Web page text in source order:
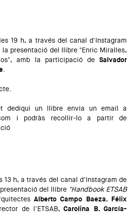
19 h, a través del canal d'Instagram
presentació del llibre "Enric Miralles,
amb la participació de Salvador
.
dediqui un llibre envia un email a
i podràs recollir-lo a partir de
13 h, a través del canal d'Instagram de
del llibre "Handbook ETSAB
Alberto Campo Baeza, Félix
de l'ETSAB,Carolina B. García-